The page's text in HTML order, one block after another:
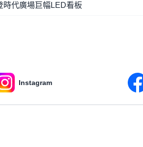
代廣場巨幅LED看板
Instagram